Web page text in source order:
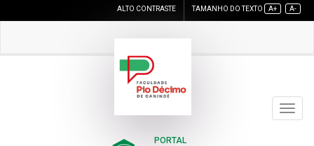
ALTO CONTRASTE TAMANHO DO TEXTO A+ A-
Toggle
PORTAL